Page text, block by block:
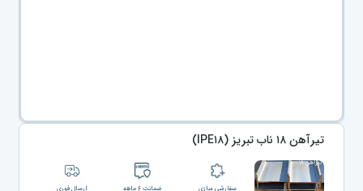
تیرآهن ۱۸ ناب تبریز (IPE۱۸)
سفارشی سازی ضمانت ۶ ماهه ارسال فوری